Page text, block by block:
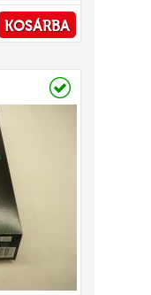
KOSÁRBA